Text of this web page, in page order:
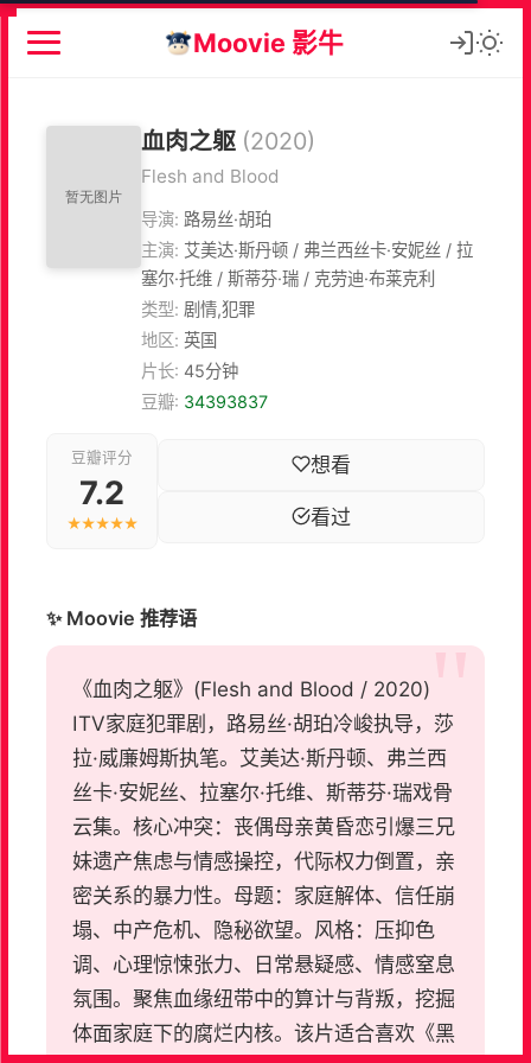
Moovie 影牛
血肉之躯 (2020)
Flesh and Blood
导演: 路易丝·胡珀
主演: 艾美达·斯丹顿 / 弗兰西丝卡·安妮丝 / 拉
塞尔·托维 / 斯蒂芬·瑞 / 克劳迪·布莱克利
类型: 剧情,犯罪
地区: 英国
片长: 45分钟
豆瓣: 34393837
豆瓣评分
7.2
★★★★★
想看
看过
✨ Moovie 推荐语
《血肉之躯》(Flesh and Blood / 2020)
ITV家庭犯罪剧，路易丝·胡珀冷峻执导，莎
拉·威廉姆斯执笔。艾美达·斯丹顿、弗兰西
丝卡·安妮丝、拉塞尔·托维、斯蒂芬·瑞戏骨
云集。核心冲突：丧偶母亲黄昏恋引爆三兄
妹遗产焦虑与情感操控，代际权力倒置，亲
密关系的暴力性。母题：家庭解体、信任崩
塌、中产危机、隐秘欲望。风格：压抑色
调、心理惊悚张力、日常悬疑感、情感窒息
氛围。聚焦血缘纽带中的算计与背叛，挖掘
体面家庭下的腐烂内核。该片适合喜欢《黑